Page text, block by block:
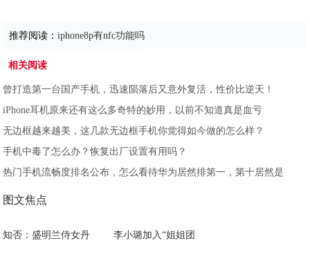
推荐阅读：iphone8p有nfc功能吗
相关阅读
曾打造第一台国产手机，迅速陨落后又意外复活，性价比逆天！
iPhone耳机原来还有这么多奇特的妙用，以前不知道真是血亏
无边框越来越美，这几款无边框手机你觉得如今做的怎么样？
手机中毒了怎么办？恢复出厂设置有用吗？
热门手机流畅度排名公布，怎么看待华为居然排第一，第十居然是
图文焦点
知否：盛明兰侍女丹 李小璐加入“姐姐团